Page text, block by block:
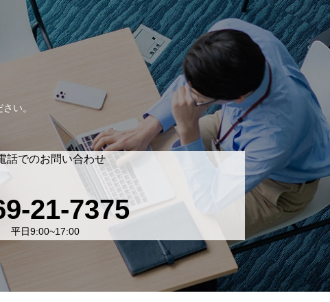
い。
話でのお問い合わせ
21-7375
平日9:00~17:00